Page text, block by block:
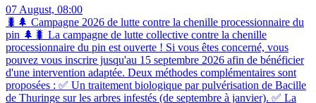
07 August, 08:00
🐛🌲 Campagne 2026 de lutte contre la chenille processionnaire du
pin 🌲🐛 La campagne de lutte collective contre la chenille
processionnaire du pin est ouverte ! Si vous êtes concerné, vous
pouvez vous inscrire jusqu'au 15 septembre 2026 afin de bénéficier
d'une intervention adaptée. Deux méthodes complémentaires sont
proposées : ✅ Un traitement biologique par pulvérisation de Bacille
de Thuringe sur les arbres infestés (de septembre à janvier). ✅ La